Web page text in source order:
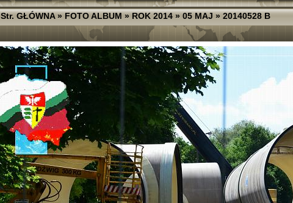
Str. GŁÓWNA»FOTO ALBUM»ROK 2014»05 MAJ»20140528 B